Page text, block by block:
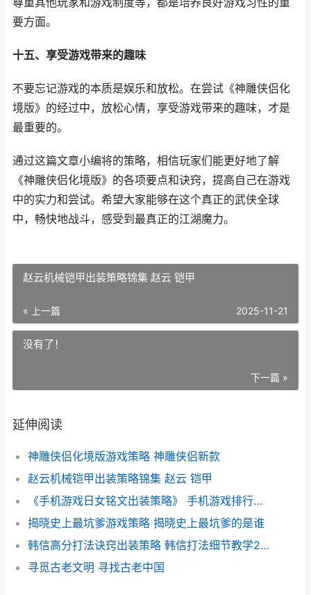
要方面。
十五、享受游戏带来的趣味
不要忘记游戏的本质是娱乐和放松。在尝试《神雕侠侣化
境版》的经过中，放松心情，享受游戏带来的趣味，才是
最重要的。
通过这篇文章小编将的策略，相信玩家们能更好地了解
《神雕侠侣化境版》的各项要点和诀窍，提高自己在游戏
中的实力和尝试。希望大家能够在这个真正的武侠全球
中，畅快地战斗，感受到最真正的江湖魔力。
赵云机械铠甲出装策略锦集 赵云 铠甲
« 上一篇 2025-11-21
没有了！
下一篇 »
延伸阅读
神雕侠侣化境版游戏策略 神雕侠侣新款
赵云机械铠甲出装策略锦集 赵云 铠甲
《手机游戏日女铭文出装策略》 手机游戏排行榜前十名日本
揭晓史上最坑爹游戏策略 揭晓史上最坑爹的是谁
韩信高分打法诀窍出装策略 韩信打法细节教学2021
寻觅古老文明 寻找古老中国